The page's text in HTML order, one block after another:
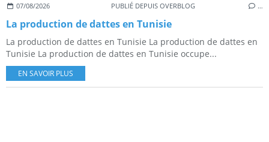
07/08/2026 PUBLIÉ DEPUIS OVERBLOG …
La production de dattes en Tunisie
La production de dattes en Tunisie La production de dattes en
Tunisie La production de dattes en Tunisie occupe...
EN SAVOIR PLUS